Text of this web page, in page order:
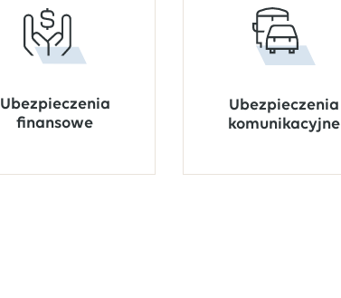
Ubezpieczenia
finansowe
Ubezpieczenia
komunikacyjne